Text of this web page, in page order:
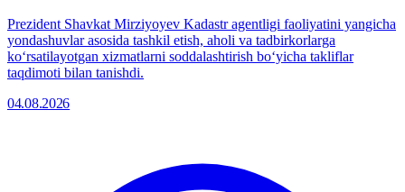
Prezident Shavkat Mirziyoyev Kadastr agentligi faoliyatini yangicha
yondashuvlar asosida tashkil etish, aholi va tadbirkorlarga
koʻrsatilayotgan xizmatlarni soddalashtirish boʻyicha takliflar
taqdimoti bilan tanishdi.
04.08.2026